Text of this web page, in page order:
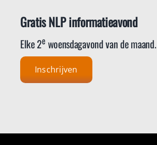
Gratis NLP informatieavond
Elke 2ewoensdagavond van de maand.
Inschrijven